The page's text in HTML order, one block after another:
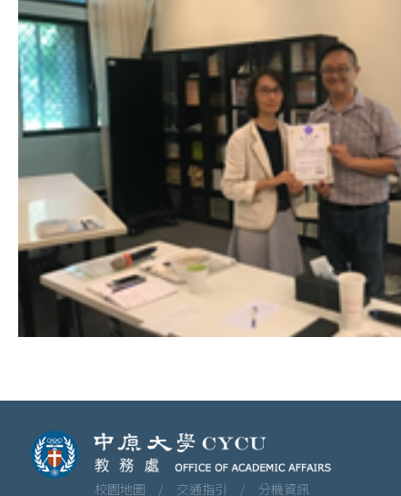
校園地圖 / 交通指引 / 分機資訊